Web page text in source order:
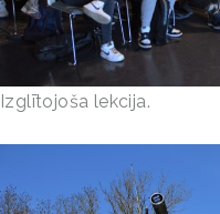
Izglītojoša lekcija.